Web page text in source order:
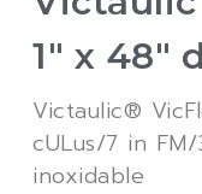
1″ x 48″
Victaulic®
cULus/7 in
inoxidable